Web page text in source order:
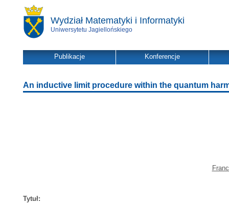
Wydział Matematyki i Informatyki
Uniwersytetu Jagiellońskiego
Publikacje Konferencje
An inductive limit procedure within the quantum
Tytuł: